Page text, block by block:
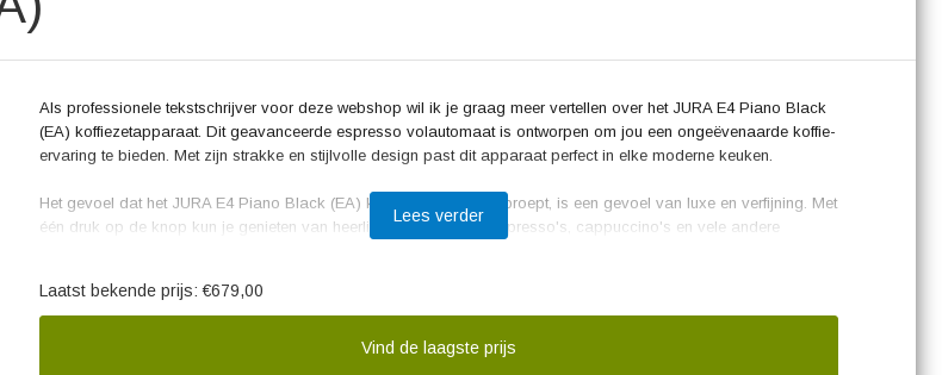
Als professionele tekstschrijver voor deze webshop wil ik je graag meer vertellen over het JURA E4 Piano Black
(EA) koffiezetapparaat. Dit geavanceerde espresso volautomaat is ontworpen om jou een ongeëvenaarde koffie-
ervaring te bieden. Met zijn strakke en stijlvolle design past dit apparaat perfect in elke moderne keuken.
Het gevoel dat het JURA E4 Piano Black (EA) koffiezetapparaat oproept, is een gevoel van luxe en verfijning. Met
één druk op de knop kun je genieten van heerlijke, aromatische espresso's, cappuccino's en vele andere
De JURA E4 Piano Black (EA) beschikt over een geavanceerd koffiesysteem dat zorgt voor een perfecte extractie
en optimale koffiekwaliteit. Met behulp van de intuïtieve bediening kun je eenvoudig de gewenste koffiesterkte en -
Lees verder
Laatst bekende prijs: €679,00
Vind de laagste prijs